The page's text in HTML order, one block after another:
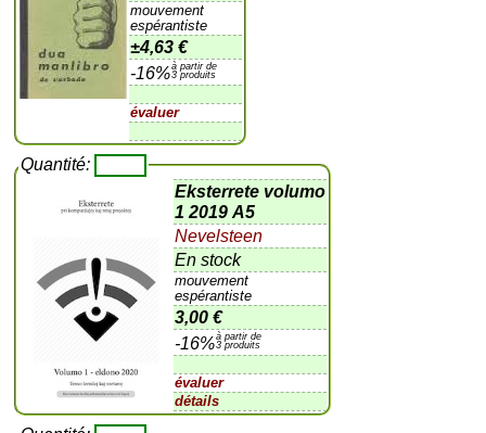
mouvement
espérantiste
±4,63 €
-16%à partir de
3 produits
évaluer
Quantité:
Eksterrete volumo
1 2019 A5
Nevelsteen
En stock
mouvement
espérantiste
3,00 €
-16%à partir de
3 produits
évaluer
détails